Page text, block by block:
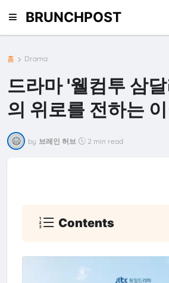
BRUNCHPOST
홈 Drama
드라마 '웰컴투 삼
의 위로를 전하는
by 브레인 허브 2 min read
Contents